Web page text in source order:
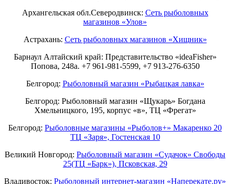
Архангельская обл.Северодвинск: Сеть рыболовных
магазинов «Улов»
Астрахань: Сеть рыболовных магазинов «Хищник»
Барнаул Алтайский край: Представительство «ideaFisher»
Попова, 248а. +7 961-981-5599, +7 913-276-6350
Белгород: Рыболовный магазин «Рыбацкая лавка»
Белгород: Рыболовный магазин «Щукарь» Богдана
Хмельницкого, 195, корпус «в», ТЦ «Фрегат»
Белгород: Рыболовные магазины «Рыболов+» Макаренко 20
ТЦ «Заря», Гостенская 10
Великий Новгород: Рыболовный магазин «Судачок» Свободы
25(ТЦ «Барк»), Псковская, 29
Владивосток: Рыболовный интернет-магазин «Наперекате.ру»